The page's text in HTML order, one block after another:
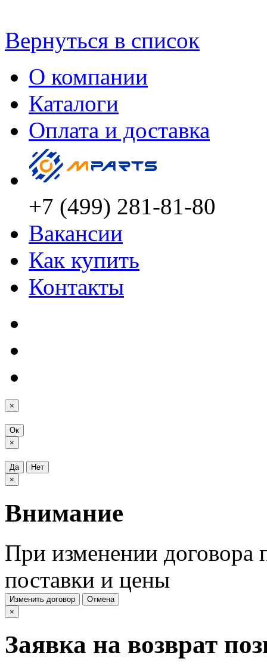
Вернуться в список
О компании
Каталоги
Оплата и доставка
+7 (499) 281-81-80
Вакансии
Как купить
Контакты
×
Ок
×
Да
Нет
×
Внимание
При изменении договора
поставки и цены
Изменить договор
Отмена
×
Заявка на возврат